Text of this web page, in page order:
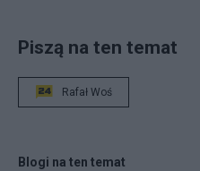
Piszą na ten temat
Rafał Woś
Blogi na ten temat